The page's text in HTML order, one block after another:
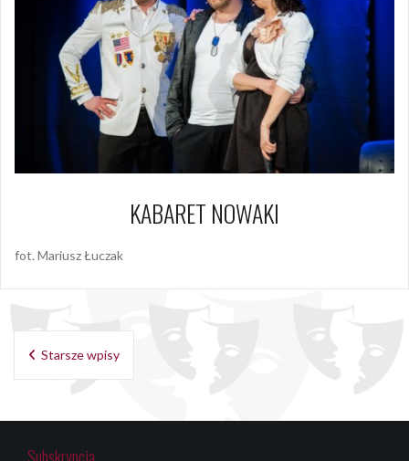
KABARET NOWAKI
fot. Mariusz Łuczak
Nawigacja
Starsze wpisy
Subskrypcja